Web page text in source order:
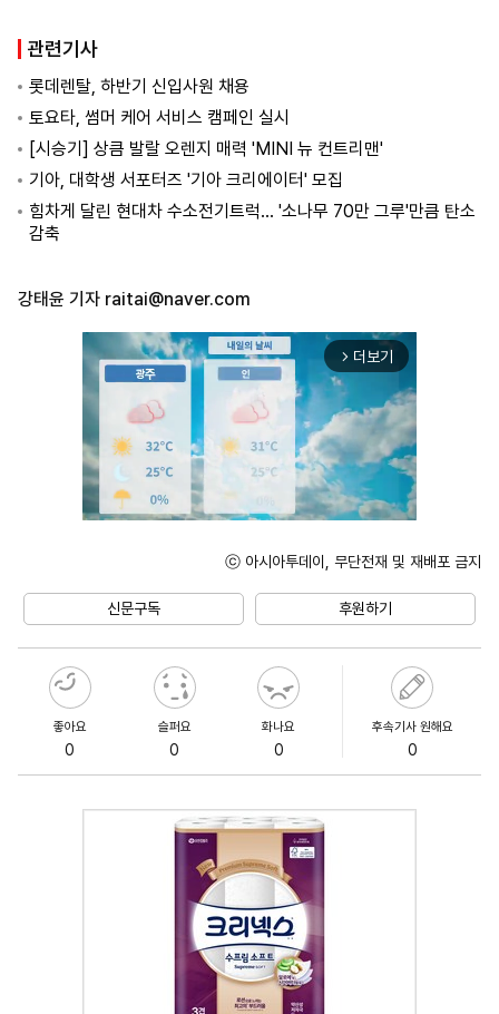
관련기사
롯데렌탈, 하반기 신입사원 채용
토요타, 썸머 케어 서비스 캠페인 실시
[시승기] 상큼 발랄 오렌지 매력 'MINI 뉴 컨트리맨'
기아, 대학생 서포터즈 '기아 크리에이터' 모집
힘차게 달린 현대차 수소전기트럭… '소나무 70만 그루'만큼 탄소
감축
강태윤 기자 raitai@naver.com
arrow_forward_ios 더보기
ⓒ 아시아투데이, 무단전재 및 재배포 금지
신문구독 후원하기
좋아요
0
슬퍼요
0
화나요
0
후속기사 원해요
0